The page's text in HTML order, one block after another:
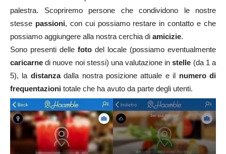
palestra. Scopriremo persone che condividono le nostre
stesse passioni, con cui possiamo restare in contatto e che
possiamo aggiungere alla nostra cerchia di amicizie.
Sono presenti delle foto del locale (possiamo eventualmente
caricarne di nuove noi stessi) una valutazione instelle (da 1 a
5), la distanzadalla nostra posizione attuale e il numero di
frequentazioni totale che ha avuto da parte degli utenti.